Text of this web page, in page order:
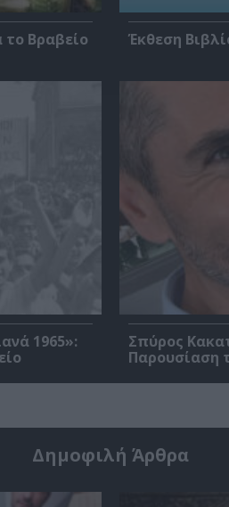
Βραβείο
Έκθεση
1965»:
Σπύρος
Παρουσίαση
Δημοφιλή Άρθρα